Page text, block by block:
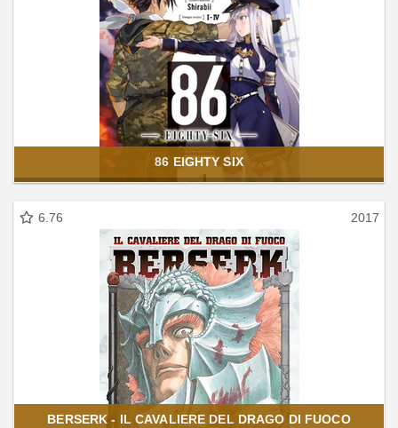
86 EIGHTY SIX
6.76 2017
BERSERK - IL CAVALIERE DEL DRAGO DI FUOCO